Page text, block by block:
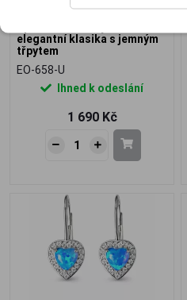
elegantní klasika s jemným
třpytem
EO-658-U
Ihned k odeslání
1 690 Kč